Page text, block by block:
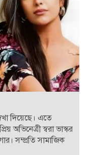
দিয়েছে। এতে
অভিনেত্রী স্বরা ভাস্কর
সম্প্রতি সামাজিক